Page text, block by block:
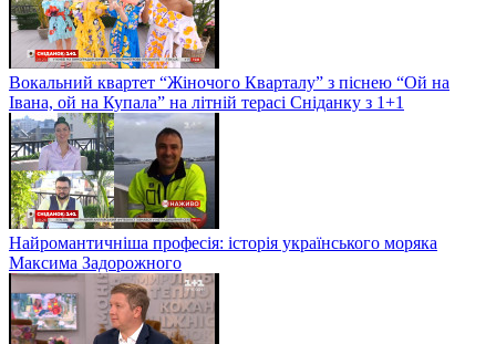
Вокальний квартет “Жіночого Кварталу” з піснею “Ой на
Івана, ой на Купала” на літній терасі Сніданку з 1+1
Найромантичніша професія: історія українського моряка
Максима Задорожного